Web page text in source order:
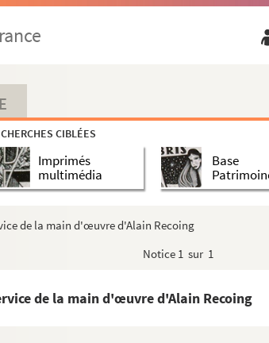
CIBLÉES
Imprimés
multimédia
Base
de la main d'œuvre d'Alain Recoing
Notice 1 sur 1
de la main d'œuvre d'Alain Recoing